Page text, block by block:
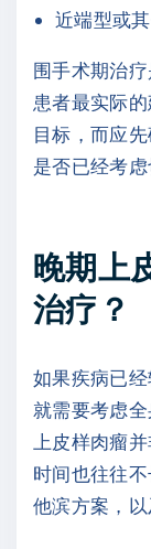
近端型或
围手术期治
患者最实际
目标，而应
是否已经考
晚期上
治疗？
如果疾病已经
就需要考虑
上皮样肉瘤
时间也往往
他滨方案，以